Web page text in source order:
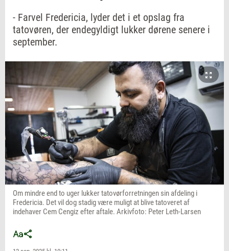
- Farvel Fredericia, lyder det i et opslag fra
tatovøren, der endegyldigt lukker dørene senere i
september.
Om mindre end to uger lukker tatovørforretningen sin afdeling i
Fredericia. Det vil dog stadig være muligt at blive tatoveret af
indehaver Cem Cengiz efter aftale. Arkivfoto: Peter Leth-Larsen